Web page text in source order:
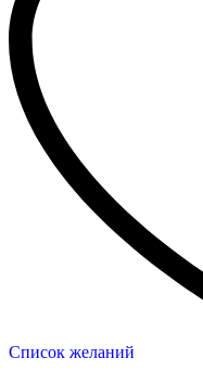
Список желаний